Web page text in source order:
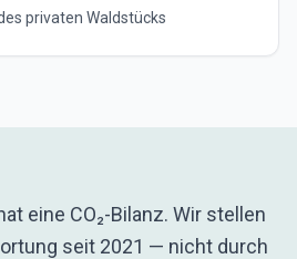
privaten Waldstücks
eine CO₂-Bilanz. Wir stellen
seit 2021 — nicht durch